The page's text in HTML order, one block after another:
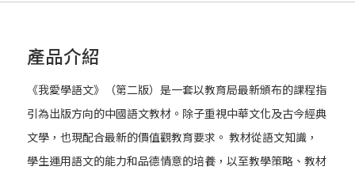
產品介紹
《我愛學語文》（第二版）是一套以教育局最新頒布的課程指
引為出版方向的中國語文教材。除子重視中華文化及古今經典
文學，也現配合最新的價值觀教育要求。 教材從語文知識，
學生運用語文的能力和品德情意的培養，以至教學策略、教材